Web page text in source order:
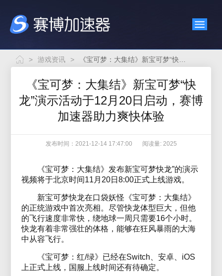
> 游戏资讯 >
《宝可梦：大集结》新宝可梦“快
龙”演示活动于12月20日启动，赛博
加速器助力爽快体验
发布时间：2021-12-14 17:47:00 阅读量: 2025
《宝可梦：大集结》发布新宝可梦快龙”的演示
视频将于北京时间11月20日8:00正式上线游戏。
新宝可梦快龙在口袋妖怪《宝可梦：大集结》
的正统游戏中首次亮相。尽管快龙体型巨大，但他
的飞行速度非常快，绕地球一周只需要16个小时。
快龙有着非常强壮的体格，能够在狂风暴雨的大海
中从容飞行。
《宝可梦：红/绿》已经在Switch、安卓、iOS
上正式上线，国服上线时间还有待确定。